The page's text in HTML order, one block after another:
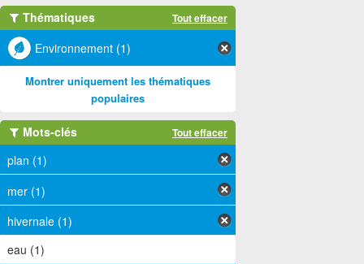
Thématiques Tout effacer
Environnement (1)
Montrer uniquement les thématiques
populaires
Mots-clés Tout effacer
plan (1)
mer (1)
hivernale (1)
eau (1)